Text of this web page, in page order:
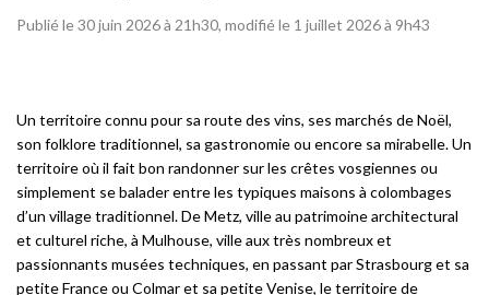
Publié le 30 juin 2026 à 21h30, modifié le 1 juillet 2026 à 9h43
Un territoire connu pour sa route des vins, ses marchés de Noël,
son folklore traditionnel, sa gastronomie ou encore sa mirabelle. Un
territoire où il fait bon randonner sur les crêtes vosgiennes ou
simplement se balader entre les typiques maisons à colombages
d’un village traditionnel. De Metz, ville au patrimoine architectural
et culturel riche, à Mulhouse, ville aux très nombreux et
passionnants musées techniques, en passant par Strasbourg et sa
petite France ou Colmar et sa petite Venise, le territoire de